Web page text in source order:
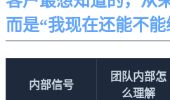
而是“我现在还能不
内部信号
团队内部怎
么理解